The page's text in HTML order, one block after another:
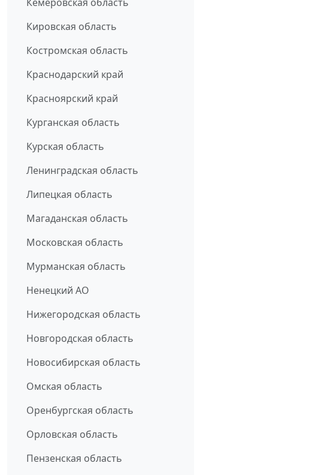
Кировская область
Костромская область
Краснодарский край
Красноярский край
Курганская область
Курская область
Ленинградская область
Липецкая область
Магаданская область
Московская область
Мурманская область
Ненецкий АО
Нижегородская область
Новгородская область
Новосибирская область
Омская область
Оренбургская область
Орловская область
Пензенская область